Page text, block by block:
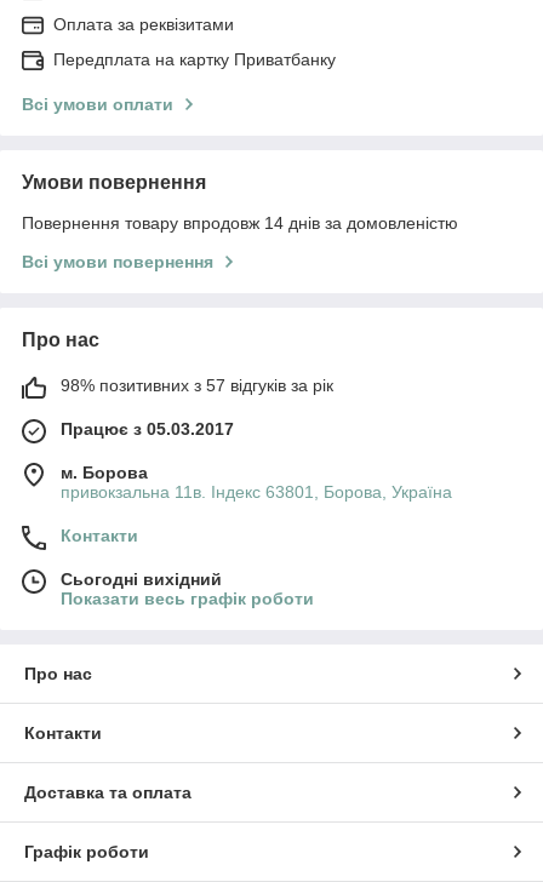
Оплата за реквізитами
Передплата на картку Приватбанку
Всі умови оплати
Умови повернення
Повернення товару впродовж 14 днів за домовленістю
Всі умови повернення
Про нас
98% позитивних з 57 відгуків за рік
Працює з 05.03.2017
м. Борова
привокзальна 11в. Індекс 63801, Борова, Україна
Контакти
Сьогодні вихідний
Показати весь графік роботи
Про нас
Контакти
Доставка та оплата
Графік роботи